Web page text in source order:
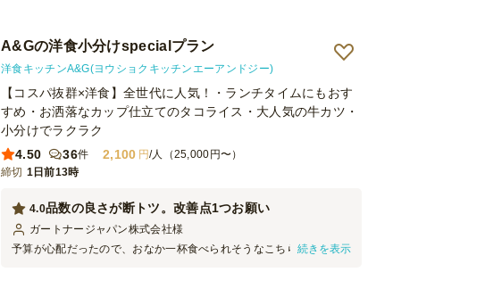
注文しやすくなると感じました。 【雰囲気】 一品ずつ小分けになっ
ているため取り分けが不要で、好きなものを気軽に選べるのがとて
やかになり、ホームパーティの雰囲気を一気に盛り上げてくれまし
た。海外からの友人にも「きれい」「食べやすい」と好評で、おも
てなしにもぴったりだと感じました。 【コスパ】 一人当たりの金額
の種類が多く、見た目の華やかさもあり、準備にかかる時間や手間
を大幅に減らせることを考えると、価格以上の価値がありました。
来客時には十分利用する価値があると感じました。
で、次回の懇親会でも利用したいと思います。
A&Gの洋食小分けspecialプラン
洋食キッチンA&G(ヨウショクキッチンエーアンドジー)
【コスパ抜群×洋食】全世代に人気！・ランチタイムにもおす
すめ・お洒落なカップ仕立てのタコライス・大人気の牛カツ・
小分けでラクラク
4.50
36件 2,100 円/人（25,000円〜）
締切 1日前13時
品数の良さが断トツ。改善点1つお願い
4.0
ガートナージャパン株式会社様
予算が心配だったので、おなか一杯食べられそうなこちらのプラン
続きを表示